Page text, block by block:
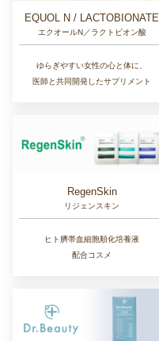
EQUOL N / LACTOBIONATE
エクオールN／ラクトビオン酸
ゆらぎやすい女性の心と体に、
医師と共同開発したサプリメント
RegenSkin
リジェンスキン
ヒト臍帯血細胞順化培養液
配合コスメ